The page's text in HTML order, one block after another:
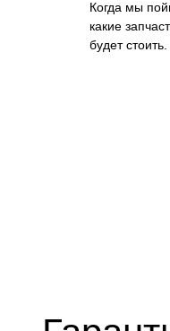
Когда мы
какие
будет